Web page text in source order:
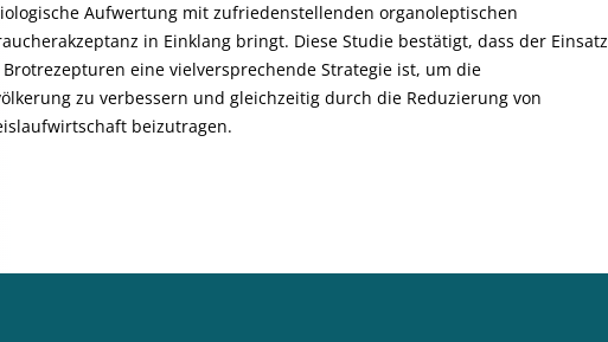
Aufwertung mit zufriedenstellenden organoleptischen
in Einklang bringt. Diese Studie bestätigt, dass der Einsatz
eine vielversprechende Strategie ist, um die
zu verbessern und gleichzeitig durch die Reduzierung von
beizutragen.